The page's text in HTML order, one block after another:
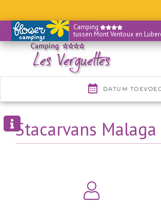
Camping
tussen Mont Ventoux en
Skip
content
Stacarvans Malaga